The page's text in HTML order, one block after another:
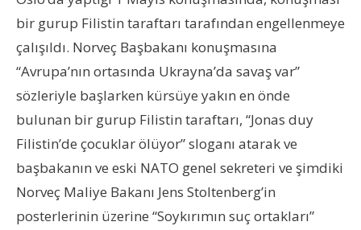
bir gurup Filistin taraftarı tarafından engellenmeye
çalışıldı. Norveç Başbakanı konuşmasına
“Avrupa’nın ortasında Ukrayna’da savaş var”
sözleriyle başlarken kürsüye yakın en önde
bulunan bir gurup Filistin taraftarı, “Jonas duy
Filistin’de çocuklar ölüyor” sloganı atarak ve
başbakanın ve eski NATO genel sekreteri ve şimdiki
Norveç Maliye Bakanı Jens Stoltenberg’in
posterlerinin üzerine “Soykırımın suç ortakları”